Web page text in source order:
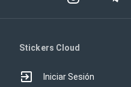
Stickers Cloud
Iniciar Sesión